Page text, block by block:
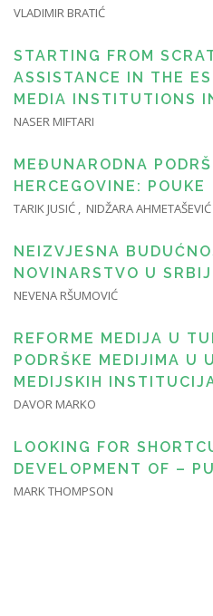
VLADIMIR BRATIĆ
STARTING FROM
ASSISTANCE IN THE
MEDIA INSTITUTIONS
NASER MIFTARI
MEĐUNARODNA
HERCEGOVINE: POUKE
TARIK JUSIĆ , NIDŽARA AHMETAŠEVIĆ
NEIZVJESNA
NOVINARSTVO U
NEVENA RŠUMOVIĆ
REFORME MEDIJA U
PODRŠKE MEDIJIMA U
MEDIJSKIH
DAVOR MARKO
LOOKING FOR
DEVELOPMENT OF –
MARK THOMPSON